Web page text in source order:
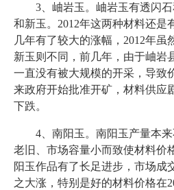
3、岫岩玉。岫岩玉有透闪石
和新玉。2012年这两种材料还是
几年有了较大的涨幅，2012年虽
新玉则不同，前几年，由于岫岩
一直没有被大规模的开采，导致
来政府开始批准开矿，材料供应
下跌。
4、南阳玉。南阳玉产量本来
老旧、市场容量小而致使材料价
阳玉作品有了长足进步，市场成
之大涨，特别是好的材料价格在